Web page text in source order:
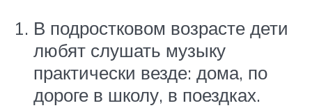
В подростковом возрасте дети
любят слушать музыку
практически везде: дома, по
дороге в школу, в поездках.